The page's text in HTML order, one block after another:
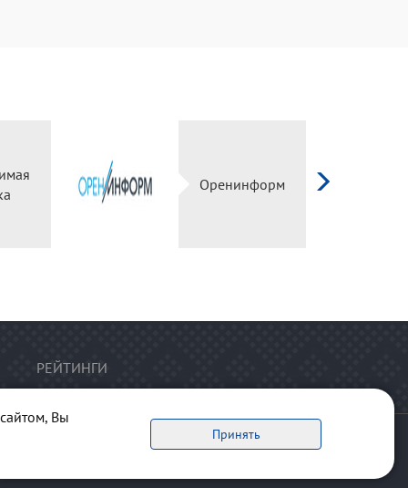
Оренинформ
Вы
Принять
РЕЙТИНГИ
обязательна.